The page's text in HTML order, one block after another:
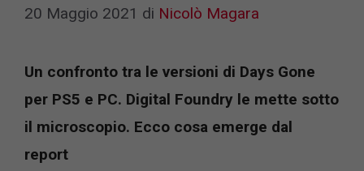
20 Maggio 2021 di Nicolò Magara
Un confronto tra le versioni di Days Gone
per PS5 e PC. Digital Foundry le mette sotto
il microscopio. Ecco cosa emerge dal
report